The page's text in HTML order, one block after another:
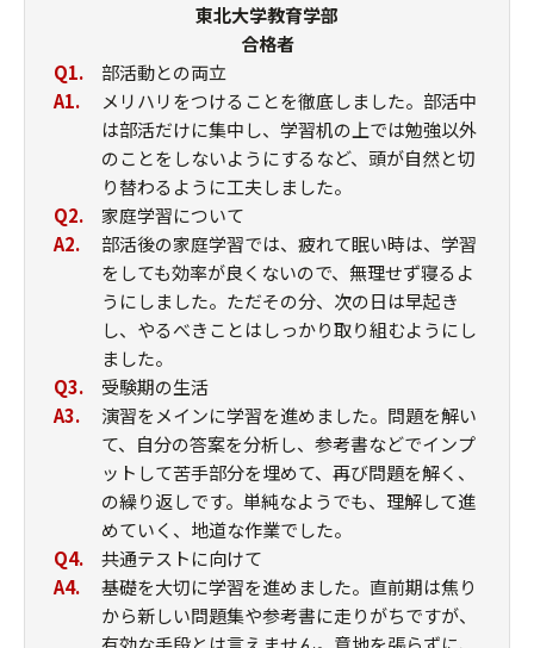
東北大学教育学部
合格者
Q1.
部活動との両立
A1.
メリハリをつけることを徹底しました。部活中
は部活だけに集中し、学習机の上では勉強以外
のことをしないようにするなど、頭が自然と切
り替わるように工夫しました。
Q2.
家庭学習について
A2.
部活後の家庭学習では、疲れて眠い時は、学習
をしても効率が良くないので、無理せず寝るよ
うにしました。ただその分、次の日は早起き
し、やるべきことはしっかり取り組むようにし
ました。
Q3.
受験期の生活
A3.
演習をメインに学習を進めました。問題を解い
て、自分の答案を分析し、参考書などでインプ
ットして苦手部分を埋めて、再び問題を解く、
の繰り返しです。単純なようでも、理解して進
めていく、地道な作業でした。
Q4.
共通テストに向けて
A4.
基礎を大切に学習を進めました。直前期は焦り
から新しい問題集や参考書に走りがちですが、